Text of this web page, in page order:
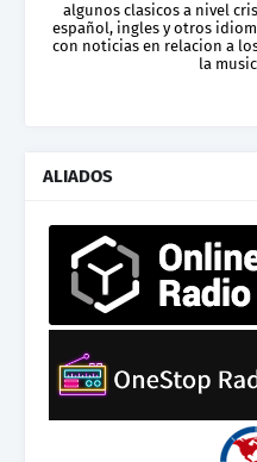
algunos clasicos a nivel
español, ingles y otros
con noticias en relacion a
la
ALIADOS